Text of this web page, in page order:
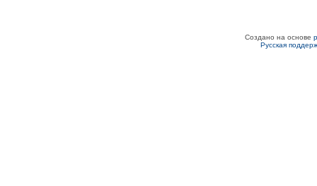
Создано на основе
Русская